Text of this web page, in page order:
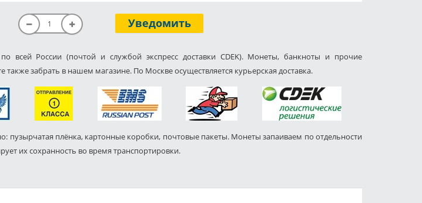
Уведомить
всей России (почтой и службой экспресс доставки CDEK). Монеты, банкноты и прочие
также забрать в нашем магазине. По Москве осуществляется курьерская доставка.
пузырчатая плёнка, картонные коробки, почтовые пакеты. Монеты запаиваем по отдельности
их сохранность во время транспортировки.